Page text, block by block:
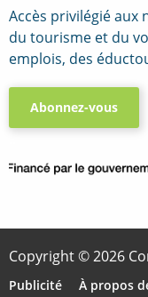
Accès privilégié aux
du tourisme et du
emplois, des
Abonnez-vous
Copyright © 2026
Publicité À propos